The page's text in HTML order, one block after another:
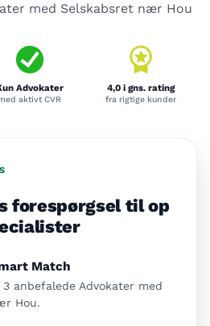
med Selskabsret nær Hou
Advokater
aktivt CVR
4,0 i gns. rating
fra rigtige kunder
forespørgsel til op
Match
anbefalede Advokater med
Hou.